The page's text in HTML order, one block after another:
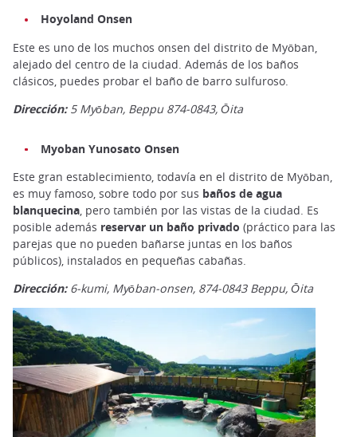
Hoyoland Onsen
Este es uno de los muchos onsen del distrito de Myōban,
alejado del centro de la ciudad. Además de los baños
clásicos, puedes probar el baño de barro sulfuroso.
Dirección:5 Myōban, Beppu 874-0843, Ōita
Myoban Yunosato Onsen
Este gran establecimiento, todavía en el distrito de Myōban,
es muy famoso, sobre todo por sus baños de agua
blanquecina, pero también por las vistas de la ciudad. Es
posible además reservar un baño privado (práctico para las
parejas que no pueden bañarse juntas en los baños
públicos), instalados en pequeñas cabañas.
Dirección:6-kumi, Myōban-onsen, 874-0843Beppu, Ōita